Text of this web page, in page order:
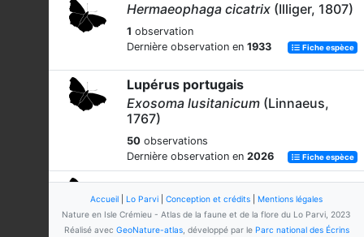
Hermaeophaga cicatrix (Illiger, 1807)
1 observation
Dernière observation en 1933 Fiche espèce
Lupérus portugais
Exosoma lusitanicum (Linnaeus,
1767)
50 observations
Dernière observation en 2026 Fiche espèce
2observations
Dernière observation en2005 Fiche espèce
Accueil Lo Parvi Conception et crédits
Mentions légales
Nature en Isle Crémieu - Atlas de la faune et de la flore du Lo Parvi, 2023
Réalisé avec GeoNature-atlas, développé par le Parc national des Écrins